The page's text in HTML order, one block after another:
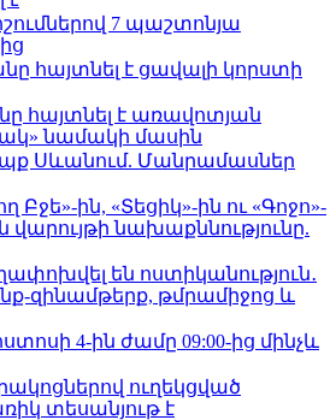
7 պաշտոնյա
հայտնել է ցավալի կորստի
հայտնել է առավոտյան
նամակի մասին
Սևանում. Մանրամասներ
Բջե»-ին, «Տեցիկ»-ին ու «Գոջո»-
վարույթի նախաքննությունը.
են ոստիկանություն․
զինամթերք, թմրամիջոց և
4-ին ժամը 09:00-ից մինչև
ուղեկցված
տեսանյութ է